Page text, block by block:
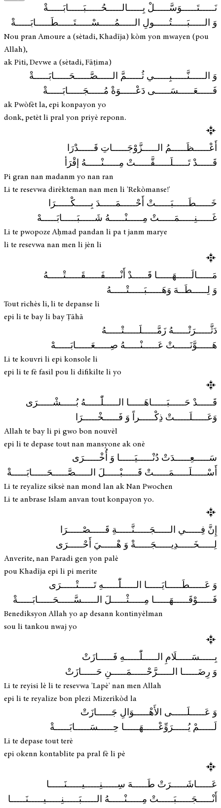
نَـــــتَـــــوَسَّـــــلْ بِـــــالـــــحُـــــبَـــــابَـــــةْ
وَ الـــــبَـــــتُـــــولِ الـــــمُـــــسْـــــتَـــــطَـــــابَـــــةْ
Nou pran Amoure a (sètadi, Khadīja) kòm yon mwayen (pou
Allah),
ak Piti, Devwe a (sètadi, Fāṭima)
وَ الـــــنَّـــــبِـــــي ثُـــــمَّ الـــــصَّـــــحَـــــابَـــــةْ
فَـــــعَـــــسَـــــى دَعْـــــوَةْ مُـــــجَـــــابَـــــةْ
ak Pwòfèt la, epi konpayon yo
donk, petèt li pral yon priyè reponn.
أَعْـــــظَـــــمُ الـــــزَّوْجَـــــاتِ قَـــــدْرَا
قَـــــدْ تَـــــلَـــــقَّـــــتْ مِـــــنْـــــهُ إقْرَأ
Pi gran nan madanm yo nan ran
Li te resevwa dirèkteman nan men li 'Rekòmanse!'
خَـــــطَـــــبَـــــتْ أَحْـــــمَـــــدَ بِـــــكْـــــرَا
غَـــــنِـــــمَـــــتْ مِـــــنْـــــهُ شَـــــبَـــــابَـــــهْ
Li te pwopoze Aḥmad pandan li pa t janm marye
li te resevwa nan men li jèn li
مَـــــالَـــــهَـــــا قَـــــدْ أَنْـــــفَـــــقَـــــتْـــــهُ
وَ لِـــــطَــهَ وَهَـــــبَـــــتْـــــهُ
Tout richès li, li te depanse li
epi li te bay li bay Ṭāhā
دَثَّـــــرَتْـــــهُ زَمَّـــــلَـــــتْـــــهُ
هَـــــوَّنَـــــتْ عَـــــنْـــــهُ صِـــــعَـــــابَـــــهْ
Li te kouvri li epi konsole li
epi li te fè fasil pou li difikilte li yo
قَـــــدْ حَـــــبَـــــاهَـــــا الـــــلّٰـــــهُ بُـــــشْـــــرَى
وَعَـــــلَـــــتْ ذِكْـــــراً وَ فَـــــخْـــــرَا
Allah te bay li pi gwo bon nouvèl
epi li te depase tout nan mansyone ak onè
سَـــــعِـــــدَتْ دُنْـــــيَـــــا وَ أُخْـــــرَى
أَسْـــــلَـــــمَـــــتْ قَـــــبْـــــلَ الـــــصَّـــــحَـــــابَـــــةْ
Li te reyalize siksè nan mond lan ak Nan Pwochen
Li te anbrase Islam anvan tout konpayon yo.
إِنَّ فِـــــي الـــــجَـــــنَّـــــةِ قَـــــصْـــــرَا
لِـــــخَـــــدِيـــــجَـــــةْ وَ هْـــــيَ أَحْـــــرَى
Anverite, nan Paradi gen yon palè
pou Khadīja epi li pi merite
وَ عَـــــطَـــــايَـــــا الـــــلّٰـــــهِ تَـــــتْـــــرَى
فَـــــوْقَـــــهَـــــا مِـــــثْـــــلَ الـــــسَّـــــحَـــــابَـــــةْ
Benediksyon Allah yo ap desann kontinyèlman
sou li tankou nwaj yo
بِـــــسَـــــلَامِ الـــــلّٰـــــهِ فَـــــازَتْ
وَ رِضَـــــا الـــــرَّحْـــــمَـــــنِ حَـــــازَتْ
Li te reyisi lè li te resevwa 'Lapè' nan men Allah
epi li te reyalize bon plezi Mizerikòd la
وَ عَـــــلَـــــى الأَهْـــــوَالِ جَـــــازَتْ
لَـــــمْ يُـــــرَوِّعْـــــهَـــــا حِـــــسَـــــابَـــــةْ
Li te depase tout terè
epi okenn kontablite pa pral fè li pè
عَـــــاشَـــــرَتْ طَـــــهَ سِـــــنِـــــيـــــنَـــــا
أَنْـــــجَـــــبَـــــتْ مِـــــنْـــــهُ الـــــبَـــــنِـــــيـــــنَـــــا